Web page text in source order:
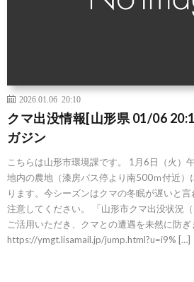
2026.01.06 20:10
クマ出没情報[山形県 01/06
ガジン
こちらは山形市環境課です。 1月6日（火）
地内の農地（漆房バス停より南500ｍ付近）
ります。今シーズンはクマの冬眠が遅いと
注意してください。 「山形市クマ出没状況
ご活用いただき、クマとの遭遇を未然に防ぎ
https://ymgt.lisamail.jp/jump.html?u=i9% […]